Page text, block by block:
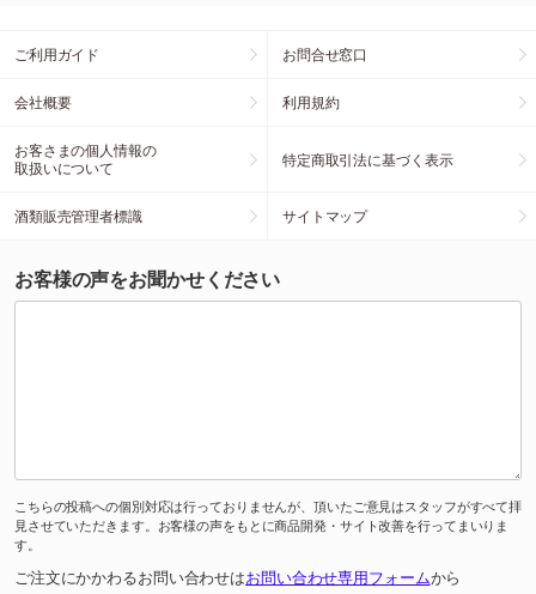
ご利用ガイド お問合せ窓口
会社概要 利用規約
お客さまの個人情報の
取扱いについて
特定商取引法に基づく表示
酒類販売管理者標識 サイトマップ
お客様の声をお聞かせください
こちらの投稿への個別対応は行っておりませんが、頂いたご意見はスタッフがすべて拝
見させていただきます。お客様の声をもとに商品開発・サイト改善を行ってまいりま
す。
ご注文にかかわるお問い合わせはお問い合わせ専用フォームから